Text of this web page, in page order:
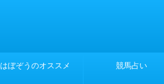
はぼぞうのオススメ 競馬占い